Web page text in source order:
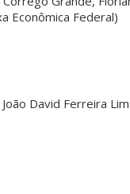
Econômica Federal)
David Ferreira